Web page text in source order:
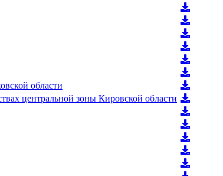
области
центральной зоны Кировской области